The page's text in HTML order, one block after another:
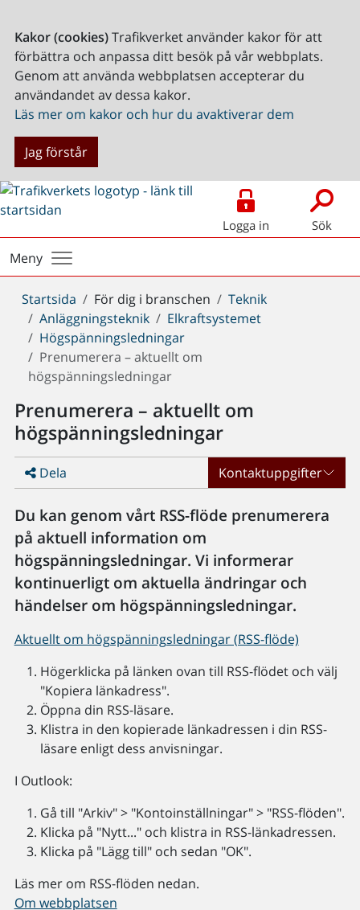
Kakor (cookies)Trafikverket använder kakor för att
förbättra och anpassa ditt besök på vår webbplats.
Genom att använda webbplatsen accepterar du
användandet av dessa kakor.
Läs mer om kakor och hur du avaktiverar dem
Jag förstår
Logga in Sök
Meny
Du
är
här:
Startsida För dig i branschen
Teknik
Anläggningsteknik
Elkraftsystemet
Högspänningsledningar
Prenumerera – aktuellt om
högspänningsledningar
Prenumerera – aktuellt om
högspänningsledningar
Dela Kontaktuppgifter
Du kan genom vårt RSS-flöde prenumerera
på aktuell information om
högspänningsledningar. Vi informerar
kontinuerligt om aktuella ändringar och
händelser om högspänningsledningar.
Aktuellt om högspänningsledningar (RSS-flöde)
Högerklicka på länken ovan till RSS-flödet och välj
"Kopiera länkadress".
Öppna din RSS-läsare.
Klistra in den kopierade länkadressen i din RSS-
läsare enligt dess anvisningar.
I Outlook:
Gå till "Arkiv" > "Kontoinställningar" > "RSS-flöden".
Klicka på "Nytt..." och klistra in RSS-länkadressen.
Klicka på "Lägg till" och sedan "OK".
Läs mer om RSS-flöden nedan.
Om webbplatsen